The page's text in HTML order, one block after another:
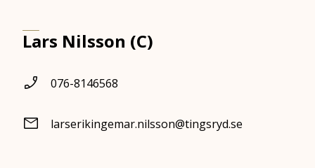
Lars Nilsson (C)
076-8146568
larserikingemar.nilsson@tingsryd.se